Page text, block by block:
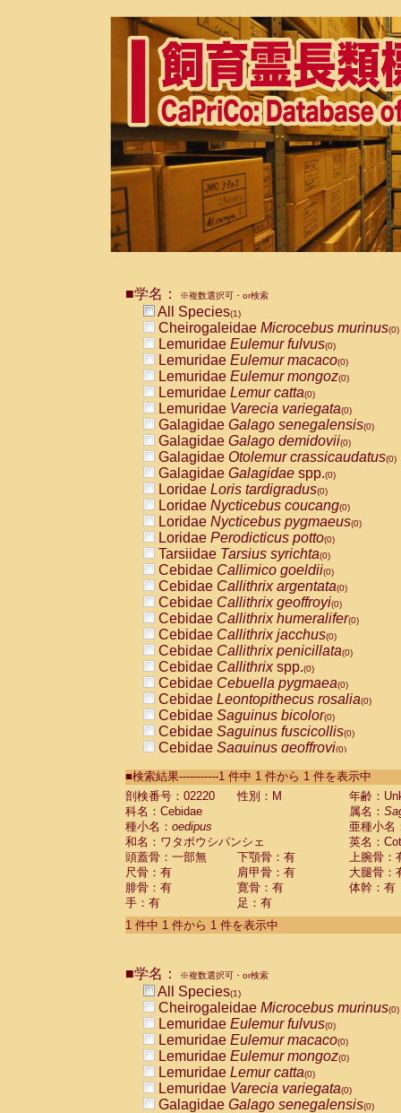
■学名： ※複数選択可・or検索
All Species(1)
Cheirogaleidae Microcebus murinus(0)
Lemuridae Eulemur fulvus(0)
Lemuridae Eulemur macaco(0)
Lemuridae Eulemur mongoz(0)
Lemuridae Lemur catta(0)
Lemuridae Varecia variegata(0)
Galagidae Galago senegalensis(0)
Galagidae Galago demidovii(0)
Galagidae Otolemur crassicaudatus(0)
Galagidae Galagidae spp.(0)
Loridae Loris tardigradus(0)
Loridae Nycticebus coucang(0)
Loridae Nycticebus pygmaeus(0)
Loridae Perodicticus potto(0)
Tarsiidae Tarsius syrichta(0)
Cebidae Callimico goeldii(0)
Cebidae Callithrix argentata(0)
Cebidae Callithrix geoffroyi(0)
Cebidae Callithrix humeralifer(0)
Cebidae Callithrix jacchus(0)
Cebidae Callithrix penicillata(0)
Cebidae Callithrixspp.(0)
Cebidae Cebuella pygmaea(0)
Cebidae Leontopithecus rosalia(0)
Cebidae Saguinus bicolor(0)
Cebidae Saguinus fuscicollis(0)
Cebidae Saguinus geoffroyi(0)
CebidaeSaguinus labiatus(0)
Cebidae Saguinus leucopus (0)
Cebidae
Cebidae
CebidaeSaguinus nigricollis (0)
Cebidae Saguinus oedipus
Cebidae Saguinus weddelli
Cebidae Saguinusspp.
Cebidae Aotus trivirgatus
Cebidae Cebus albifrons
CebidaeCebus nigrivittatus
CebidaeCebus
CebidaeSaimiri boliviensis(0)
CebidaeSaimiri sciureus(0)
AtelidaeAlouatta caraya(0)
AtelidaeAlouatta fusca(0)
AtelidaeAlouatta seniculus
AtelidaeAlouattaspp.(0)
AtelidaeAteles belzebuth(0)
■検索結果-----------1 件中 1 件から 1 件を表示中
剖検番号：02220
性別：M
年齢：
科名：Cebidae
属名：
種小名： oedipus
亜種小名
和名：ワタボウシパンシェ
英名：
頭蓋骨：一部無
下顎骨：有
上腕骨：
尺骨：有
肩甲骨：有
大腿骨：
腓骨：有
寛骨：有
体幹：有
手：有
足：有
1 件中 1 件から 1 件を表示中
■学名： ※複数選択可・or検索
All Species(1)
Cheirogaleidae Microcebus murinus(0)
Lemuridae Eulemur fulvus(0)
Lemuridae Eulemur macaco(0)
Lemuridae Eulemur mongoz(0)
Lemuridae Lemur catta(0)
Lemuridae Varecia variegata(0)
Galagidae Galago senegalensis(0)